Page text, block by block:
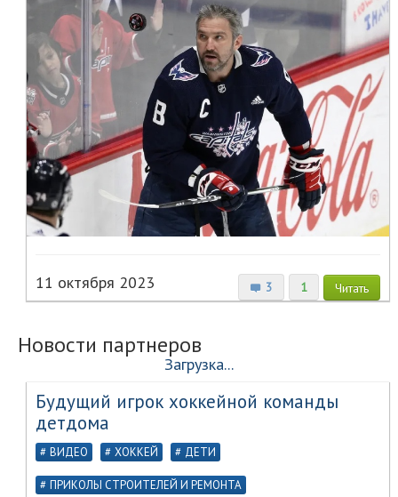
3 1 Читать
11 октября 2023
Новости партнеров
Загрузка...
Будущий игрок хоккейной команды
детдома
ВИДЕО ХОККЕЙ ДЕТИ
ПРИКОЛЫ СТРОИТЕЛЕЙ И РЕМОНТА